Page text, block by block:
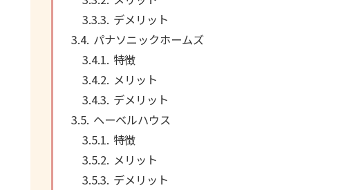
デメリット
パナソニックホームズ
特徴
メリット
デメリット
ヘーベルハウス
特徴
メリット
デメリット